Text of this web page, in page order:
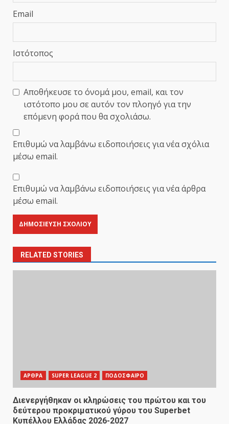
Email
Ιστότοπος
Αποθήκευσε το όνομά μου, email, και τον
ιστότοπο μου σε αυτόν τον πλοηγό για την
επόμενη φορά που θα σχολιάσω.
Επιθυμώ να λαμβάνω ειδοποιήσεις για νέα σχόλια
μέσω email.
Επιθυμώ να λαμβάνω ειδοποιήσεις για νέα άρθρα
μέσω email.
RELATED STORIES
ΑΡΘΡΑ SUPER LEAGUE 2 ΠΟΔΟΣΦΑΙΡΟ
Διενεργήθηκαν οι κληρώσεις του πρώτου και του
δεύτερου προκριματικού γύρου του Superbet
Κυπέλλου Ελλάδας 2026-2027